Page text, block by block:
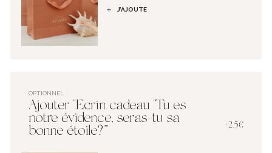
J’AJOUTE
OPTIONNEL
Ajouter "Ecrin cadeau "Tu es
notre évidence, seras-tu sa
bonne étoile?""
+2.5€